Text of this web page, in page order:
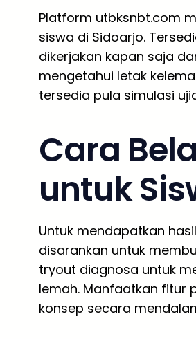
Platform utbksnbt.com
siswa di Sidoarjo.
dikerjakan kapan saja
mengetahui letak
tersedia pula simulasi
Cara
untuk
Untuk mendapatkan
disarankan untuk
tryout diagnosa untuk
lemah. Manfaatkan fitur
konsep secara